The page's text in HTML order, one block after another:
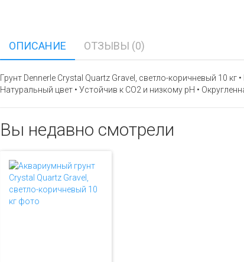
ОПИСАНИЕ ОТЗЫВЫ (0)
Грунт Dennerle Crystal Quartz Gravel, светло-коричневый 10
Натуральный цвет • Устойчив к СО2 и низкому pH •
Вы недавно смотрели